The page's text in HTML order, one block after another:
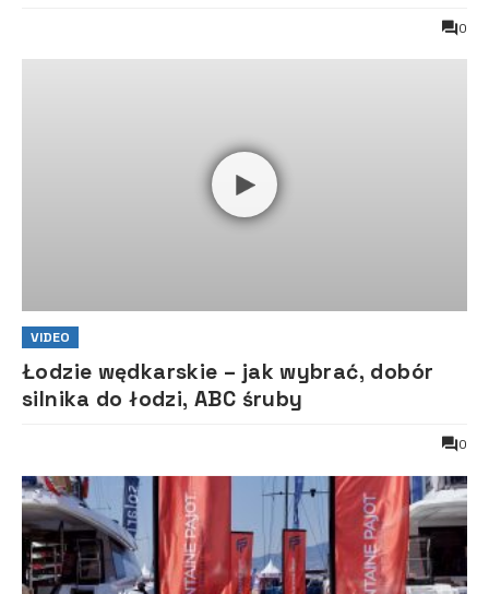
0
VIDEO
Łodzie wędkarskie – jak wybrać, dobór
silnika do łodzi, ABC śruby
0